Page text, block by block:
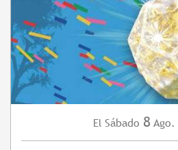
El Sábado 8 Ago.